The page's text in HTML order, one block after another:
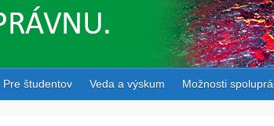
Pre študentov Veda a výskum Možnosti